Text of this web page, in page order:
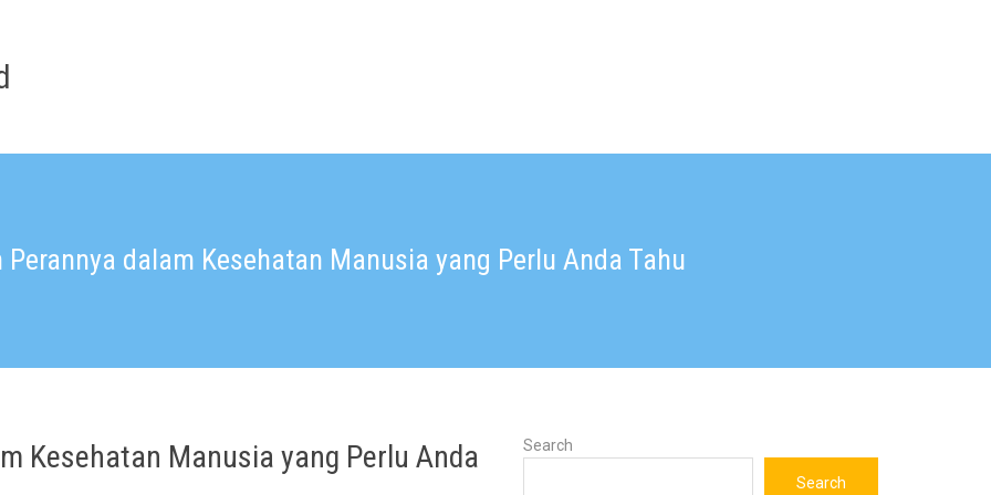
dalam Kesehatan Manusia yang Perlu Anda Tahu
Kesehatan Manusia yang Perlu Anda
Search
Search